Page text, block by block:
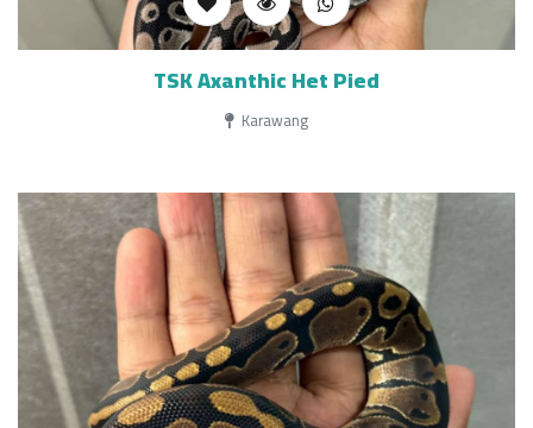
TSK Axanthic Het Pied
Karawang